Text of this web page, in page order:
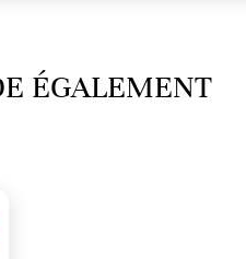
ÉGALEMENT